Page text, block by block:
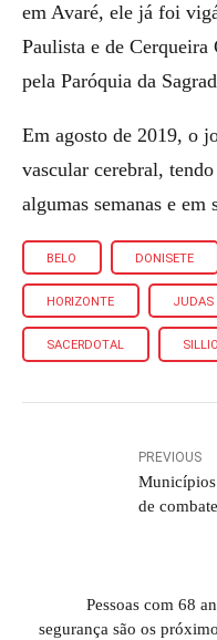
em Avaré, ele já foi
Paulista e de Cerqueira
pela Paróquia da
Em agosto de 2019, o
vascular cerebral,
algumas semanas e
BELO DONISETE
HORIZONTE JUDAS
SACERDOTAL SILLIO
PREVIOUS
Municípios
de
Pessoas com 68
segurança são os